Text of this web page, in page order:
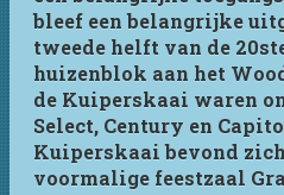
bleef een belangrijke
tweede helft van de
huizenblok aan het
de Kuiperskaai waren
Select, Century en
Kuiperskaai bevond
voormalige feestzaal